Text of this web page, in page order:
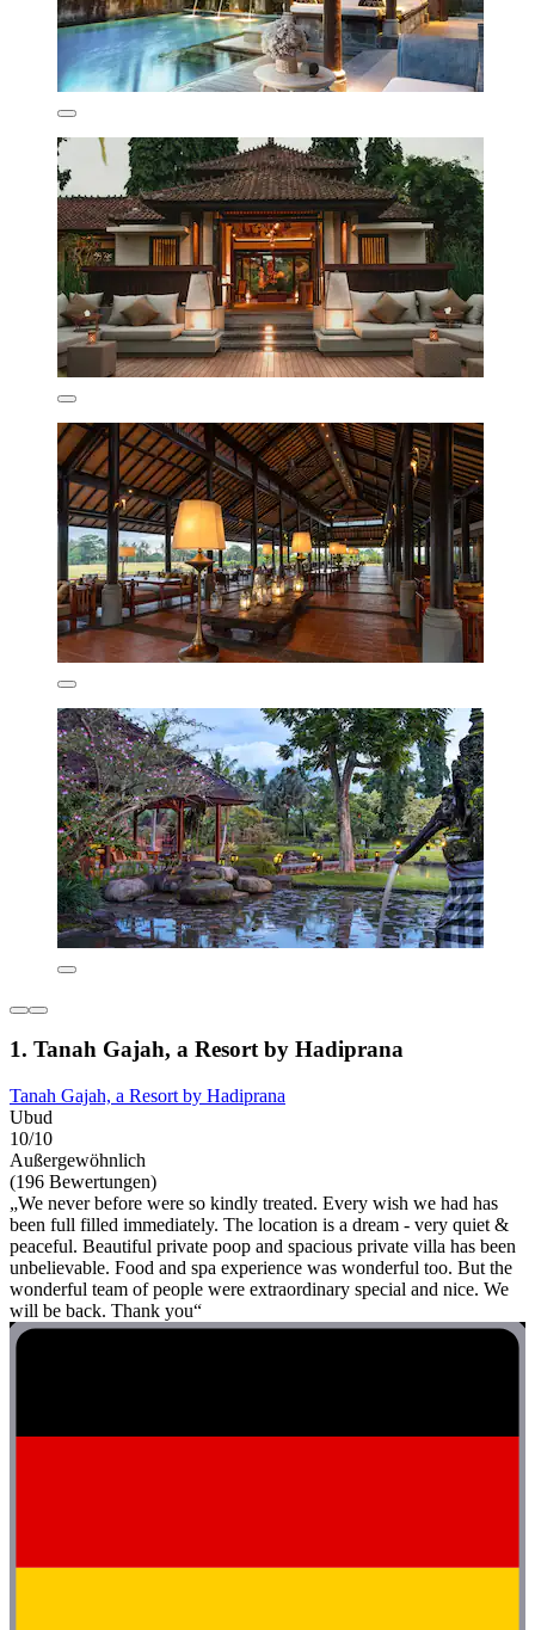
1. Tanah Gajah, a Resort by Hadiprana
Tanah Gajah, a Resort by Hadiprana
Ubud
10/10
Außergewöhnlich
(196 Bewertungen)
„We never before were so kindly treated. Every wish we had has
been full filled immediately. The location is a dream - very quiet &
peaceful. Beautiful private poop and spacious private villa has been
unbelievable. Food and spa experience was wonderful too. But the
wonderful team of people were extraordinary special and nice. We
will be back. Thank you“